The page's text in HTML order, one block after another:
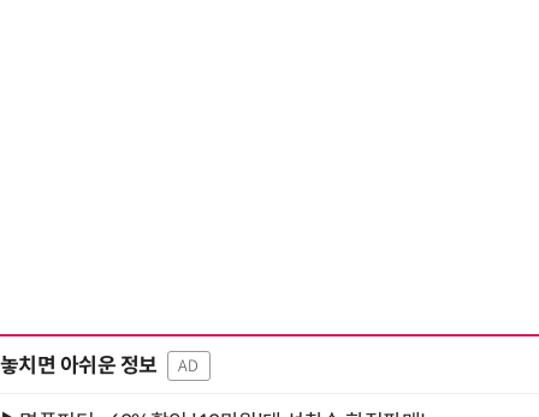
놓치면 아쉬운 정보 AD